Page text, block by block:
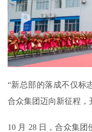
“新总部的落成不仅标
合众集团迈向新征程，
10 月 28 日，合众集